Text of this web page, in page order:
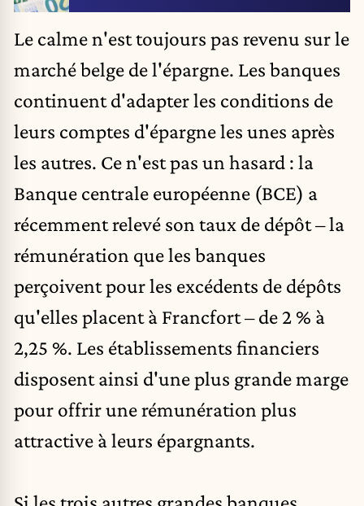
Le calme n'est toujours pas revenu sur le
marché belge de l'épargne. Les banques
continuent d'adapter les conditions de
leurs comptes d'épargne les unes après
les autres. Ce n'est pas un hasard : la
Banque centrale européenne (BCE) a
récemment relevé son taux de dépôt – la
rémunération que les banques
perçoivent pour les excédents de dépôts
qu'elles placent à Francfort – de 2 % à
2,25 %. Les établissements financiers
disposent ainsi d'une plus grande marge
pour offrir une rémunération plus
attractive à leurs épargnants.